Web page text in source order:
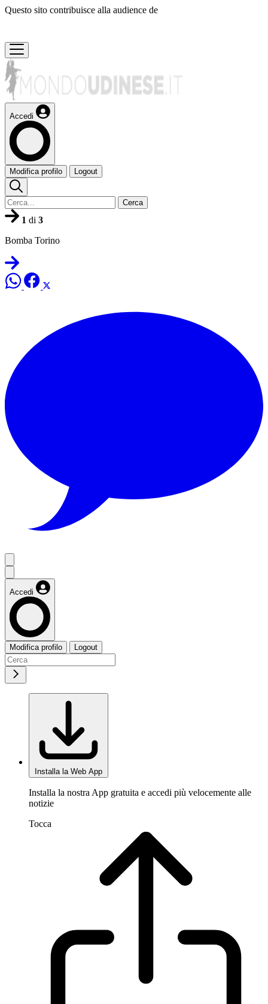
Questo sito contribuisce alla audience de
Accedi
Modifica profilo Logout
Cerca
1 di 3
Bomba Torino
Accedi
Modifica profilo Logout
Installa la Web App
Installa la nostra App gratuita e accedi più velocemente alle
notizie
Tocca